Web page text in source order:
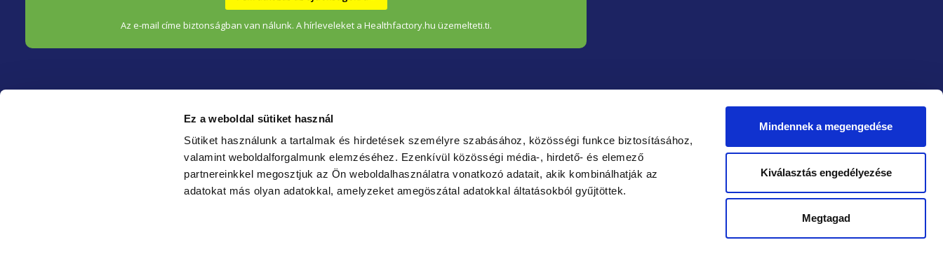
Ez a weboldal sütiket használ
Sütiket használunk a tartalmak és hirdetések személyre szabásához, közösségi funkce biztosításához,
valamint weboldalforgalmunk elemzéséhez. Ezenkívül közösségi média-, hirdető- és elemező
partnereinkkel megosztjuk az Ön weboldalhasználatra vonatkozó adatait, akik kombinálhatják az
adatokat más olyan adatokkal, amelyzeket amegöszátal adatokkal áltatásokból gyűjtöttek.
Mindennek a megengedése
Kiválasztás engedélyezése
Megtagad
e
Az e-mail címe biztonságban van nálunk. A hírleveleket a Healthfactory.hu üzemelteti.ti.
Biztonságos
fizetés:
Megbízható